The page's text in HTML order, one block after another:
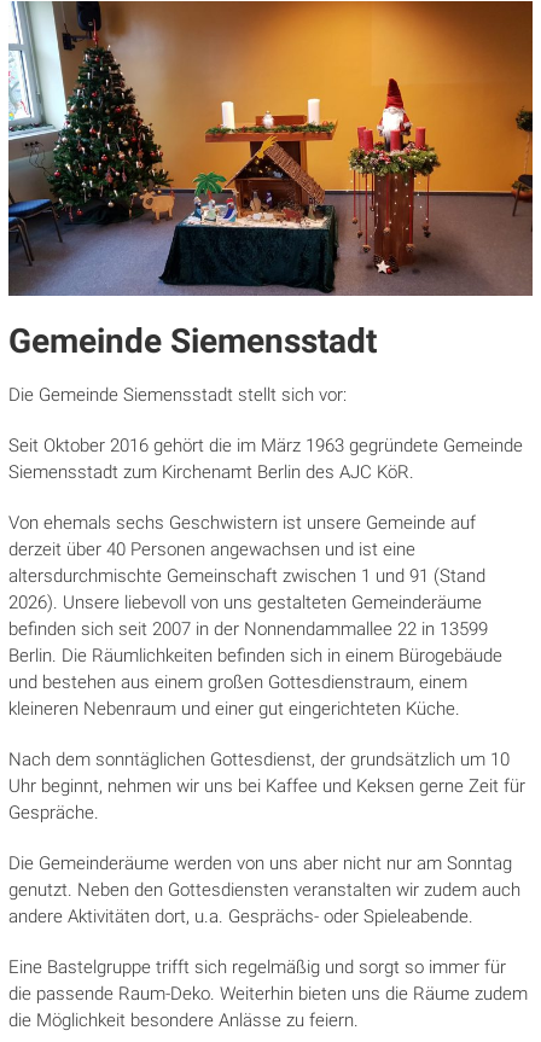
Gemeinde Siemensstadt
Die Gemeinde Siemensstadt stellt sich vor:
Seit Oktober 2016 gehört die im März 1963 gegründete Gemeinde
Siemensstadt zum Kirchenamt Berlin des AJC KöR.
Von ehemals sechs Geschwistern ist unsere Gemeinde auf
derzeit über 40 Personen angewachsen und ist eine
altersdurchmischte Gemeinschaft zwischen 1 und 91 (Stand
2026). Unsere liebevoll von uns gestalteten Gemeinderäume
befinden sich seit 2007 in der Nonnendammallee 22 in 13599
Berlin. Die Räumlichkeiten befinden sich in einem Bürogebäude
und bestehen aus einem großen Gottesdienstraum, einem
kleineren Nebenraum und einer gut eingerichteten Küche.
Nach dem sonntäglichen Gottesdienst, der grundsätzlich um 10
Uhr beginnt, nehmen wir uns bei Kaffee und Keksen gerne Zeit für
Gespräche.
Die Gemeinderäume werden von uns aber nicht nur am Sonntag
genutzt. Neben den Gottesdiensten veranstalten wir zudem auch
andere Aktivitäten dort, u.a. Gesprächs- oder Spieleabende.
Eine Bastelgruppe trifft sich regelmäßig und sorgt so immer für
die passende Raum-Deko. Weiterhin bieten uns die Räume zudem
die Möglichkeit besondere Anlässe zu feiern.